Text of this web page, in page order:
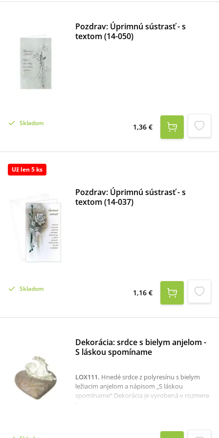
Pozdrav: Úprimnú sústrasť - s
textom (14-050)
Skladom 1,36 €
Už len 5 ks
Pozdrav: Úprimnú sústrasť - s
textom (14-037)
Skladom 1,16 €
Dekorácia: srdce s bielym anjelom -
S láskou spomíname
LOX111. Hnedé srdce z polyresínu s bielym
ležiacim anjelom a nápisom „S láskou
spomíname“.Dekorácia je vyrobená v rozmere
9 x 9 cm.